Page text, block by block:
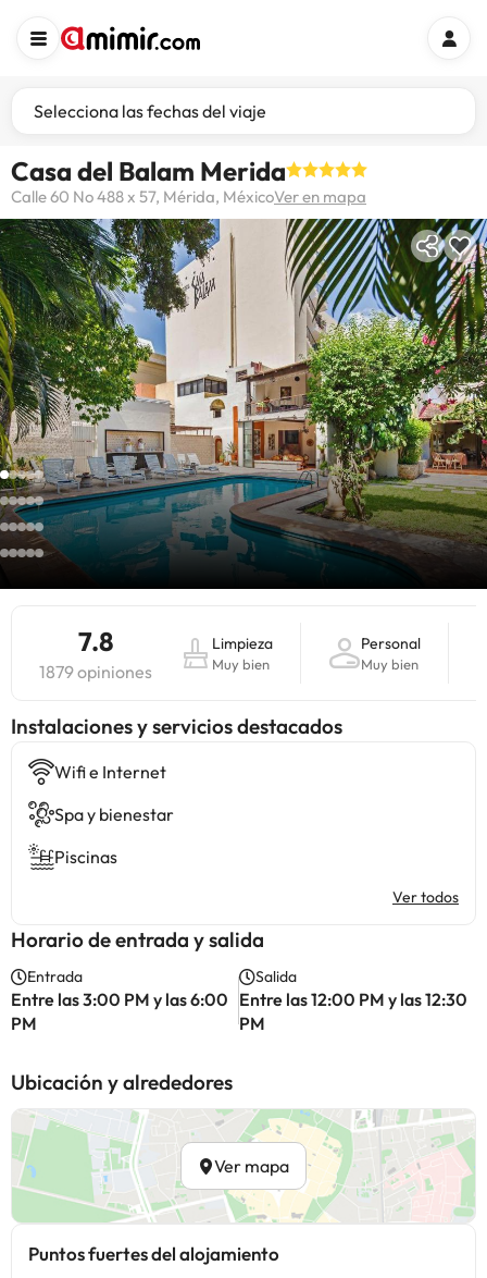
Selecciona las fechas del viaje
Casa del Balam Merida
Calle 60 No 488 x 57, Mérida, MéxicoVer en mapa
7.8
1879 opiniones
Limpieza
Muy bien
Personal
Muy bien
Instalaciones y servicios destacados
Wifi e Internet
Spa y bienestar
Piscinas
Ver todos
Horario de entrada y salida
Entrada
Entre las 3:00 PM y las 6:00
PM
Salida
Entre las 12:00 PM y las 12:30
PM
Ubicación y alrededores
Ver mapa
Puntos fuertes del alojamiento